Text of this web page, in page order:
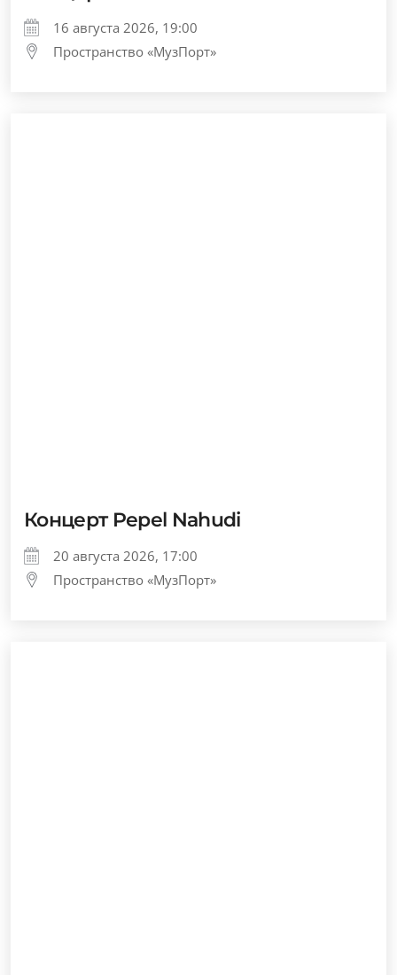
16 августа 2026, 19:00
Пространство «МузПорт»
Концерт Pepel Nahudi
20 августа 2026, 17:00
Пространство «МузПорт»